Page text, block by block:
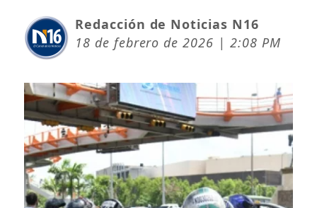
Redacción de Noticias N16
18 de febrero de 2026 | 2:08 PM